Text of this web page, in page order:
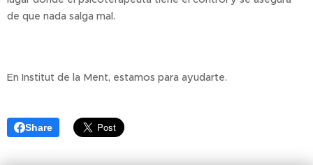
de que nada salga mal.
En Institut de la Ment, estamos para ayudarte.
Share